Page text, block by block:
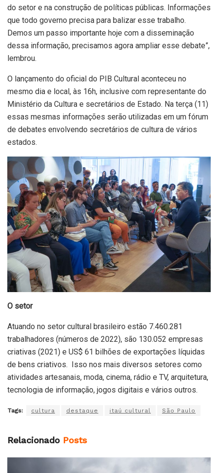
do setor e na construção de políticas públicas. Informações
que todo governo precisa para balizar esse trabalho.
Demos um passo importante hoje com a disseminação
dessa informação, precisamos agora ampliar esse debate”,
lembrou.
O lançamento do oficial do PIB Cultural aconteceu no
mesmo dia e local, às 16h, inclusive com representante do
Ministério da Cultura e secretários de Estado. Na terça (11)
essas mesmas informações serão utilizadas em um fórum
de debates envolvendo secretários de cultura de vários
estados.
O setor
Atuando no setor cultural brasileiro estão 7.460.281
trabalhadores (números de 2022), são 130.052 empresas
criativas (2021) e US$ 61 bilhões de exportações líquidas
de bens criativos. Isso nos mais diversos setores como
atividades artesanais, moda, cinema, rádio e TV, arquitetura,
tecnologia de informação, jogos digitais e vários outros.
Tags: cultura destaque itaú cultural São Paulo
Relacionado Posts